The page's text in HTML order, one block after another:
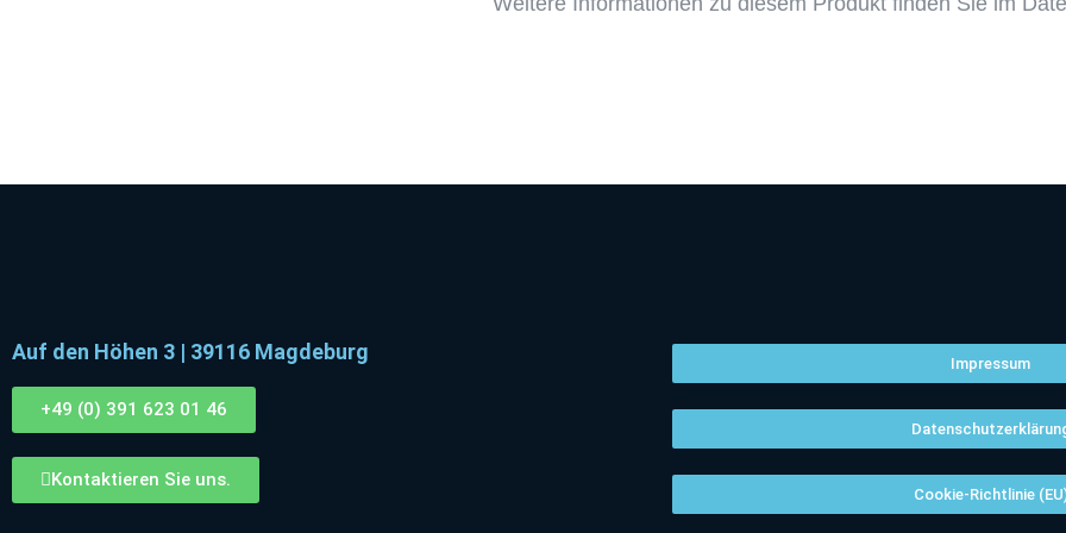
Auf den Höhen 3 | 39116 Magdeburg
+49 (0) 391 623 01 46
Kontaktieren Sie uns.
Impressum
Cookie-Richtlinie